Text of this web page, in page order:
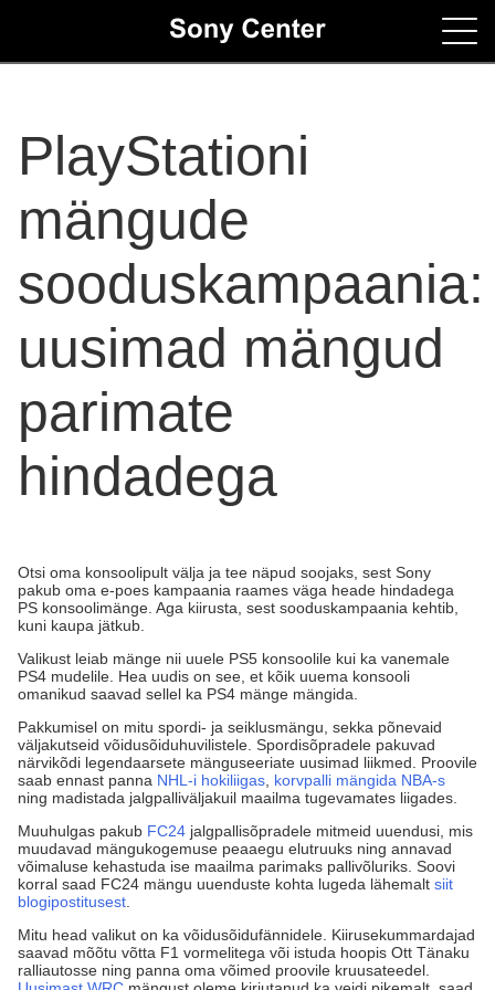
Contacts
PlayStationi
mängude
sooduskampaania:
uusimad mängud
parimate
hindadega
Otsi oma konsoolipult välja ja tee näpud soojaks, sest Sony
pakub oma e-poes kampaania raames väga heade hindadega
PS konsoolimänge. Aga kiirusta, sest sooduskampaania kehtib,
kuni kaupa jätkub.
Valikust leiab mänge nii uuele PS5 konsoolile kui ka vanemale
PS4 mudelile. Hea uudis on see, et kõik uuema konsooli
omanikud saavad sellel ka PS4 mänge mängida.
Pakkumisel on mitu spordi- ja seiklusmängu, sekka põnevaid
väljakutseid võidusõiduhuvilistele. Spordisõpradele pakuvad
närvikõdi legendaarsete mänguseeriate uusimad liikmed. Proovile
saab ennast panna NHL-i hokiliigas korvpalli mängida NBA-s
ning madistada jalgpalliväljakuil maailma tugevamates liigades.
Muuhulgas pakub FC24 jalgpallisõpradele mitmeid uuendusi, mis
muudavad mängukogemuse peaaegu elutruuks ning annavad
võimaluse kehastuda ise maailma parimaks pallivõluriks. Soovi
korral saad FC24 mängu uuenduste kohta lugeda lähemalt siit
blogipostitusest
Mitu head valikut on ka võidusõidufännidele. Kiirusekummardajad
saavad mõõtu võtta F1 vormelitega või istuda hoopis Ott Tänaku
ralliautosse ning panna oma võimed proovile kruusateedel.